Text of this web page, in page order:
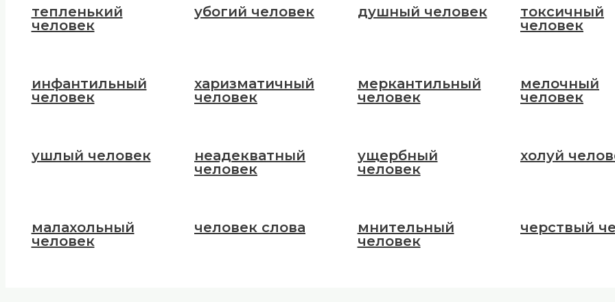
тепленький
человек
убогий человек душный человек
токсичный
человек
инфантильный
человек
харизматичный
человек
меркантильный
человек
мелочный
человек
ушлый человек
неадекватный
человек
ущербный
человек
холуй
малахольный
человек
человек слова
мнительный
человек
черствый